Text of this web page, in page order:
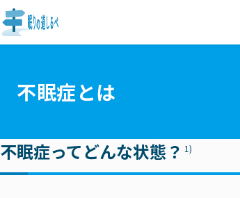
不眠症とは
不眠症ってどんな状態？ 1)